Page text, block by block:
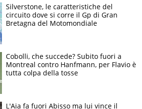
Silverstone, le caratteristiche del
circuito dove si corre il Gp di Gran
Bretagna del Motomondiale
Cobolli, che succede? Subito fuori a
Montreal contro Hanfmann, per Flavio è
tutta colpa della tosse
L'Aia fa fuori Abisso ma lui vince il